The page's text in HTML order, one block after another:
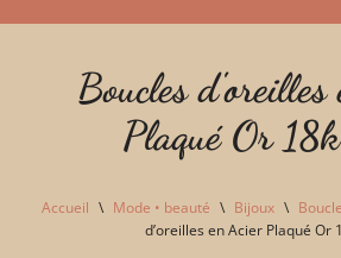
Boucles d'oreilles
Plaqué Or
Accueil \ Mode • beauté \ Bijoux \
d’oreilles en Acier Plaqué Or